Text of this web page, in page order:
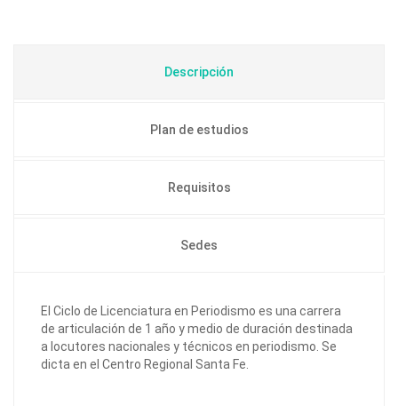
Descripción
Plan de estudios
Requisitos
Sedes
El Ciclo de Licenciatura en Periodismo es una carrera
de articulación de 1 año y medio de duración destinada
a locutores nacionales y técnicos en periodismo. Se
dicta en el Centro Regional Santa Fe.